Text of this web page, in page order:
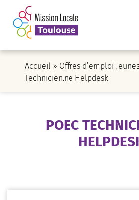
Accueil » Offres d’emploi Jeunes
Technicien.ne Helpdesk
POEC